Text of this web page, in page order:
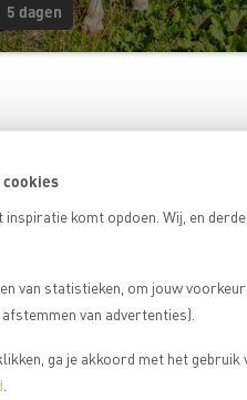
cookies
komt opdoen. Wij, en
van statistieken, om jouw
van advertenties).
ga je akkoord met het gebruik
5 dagen